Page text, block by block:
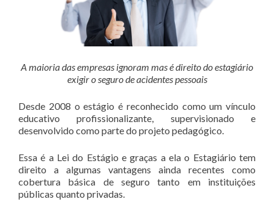
A maioria das empresas ignoram mas é direito do estagiário
exigir o seguro de acidentes pessoais
Desde 2008 o estágio é reconhecido como um vínculo
educativo profissionalizante, supervisionado e
desenvolvido como parte do projeto pedagógico.
Essa é a Lei do Estágio e graças a ela o Estagiário tem
direito a algumas vantagens ainda recentes como
cobertura básica de seguro tanto em instituições
públicas quanto privadas.